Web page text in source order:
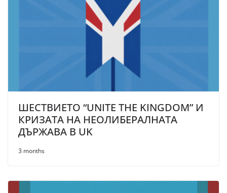
ШЕСТВИЕТО “UNITE THE KINGDOM” И
КРИЗАТА НА НЕОЛИБЕРАЛНАТА
ДЪРЖАВА В UK
3 months